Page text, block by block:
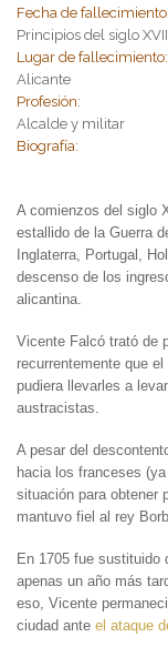
Fecha de fallecimiento:
Principios del siglo
Lugar de fallecimiento:
Alicante
Profesión:
Alcalde y militar
Biografía:
A comienzos del siglo
estallido de la Guerra
Inglaterra, Portugal,
descenso de los
alicantina.
Vicente Falcó trató de
recurrentemente que
pudiera llevarles a
austracistas.
A pesar del
hacia los franceses
situación para obtener
mantuvo fiel al rey
En 1705 fue sustituido
apenas un año más
eso, Vicente
ciudad ante el ataque